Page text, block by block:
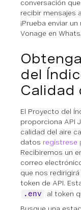
conversación
recibir mensajes
¡Prueba enviar
Vonage en
del
Calidad
El Proyecto del
proporciona API
calidad del aire
datos regístrese
Recibiremos un
correo
que nos
token de API.
.env
al token
Busque una